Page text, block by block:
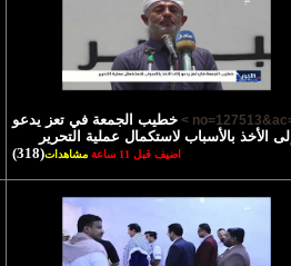
خطيب الجمعة في تعز يدعو
إلى الأخذ بالأسباب لاستكمال عملية التحرير
اضيف قبل 11 ساعة مشاهدات(318)